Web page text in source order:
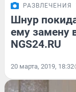
РАЗВЛЕЧЕНИЯ
Шнур
ему замену
NGS24.RU
20 марта, 2019, 18:32